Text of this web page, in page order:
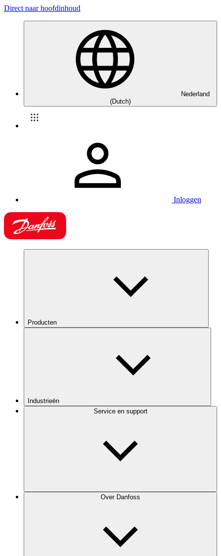
Direct naar hoofdinhoud
Nederland
(Dutch)
Inloggen
Producten
Industrieën
Service en support
Over Danfoss